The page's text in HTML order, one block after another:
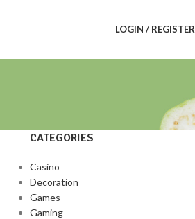
LOGIN / REGISTER
CATEGORIES
Casino
Decoration
Games
Gaming